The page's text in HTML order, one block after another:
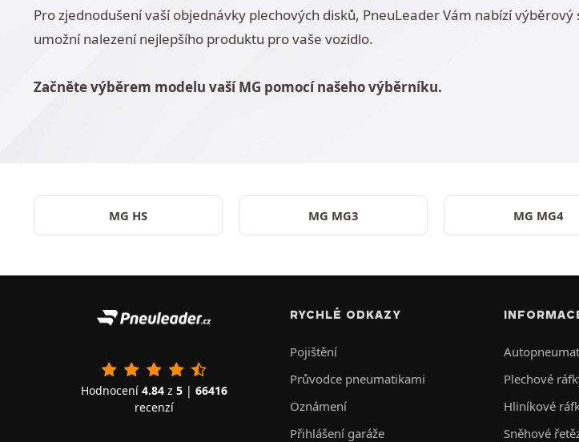
Pro zjednodušení vaší objednávky plechových disků, PneuLeader Vám nabízí
umožní nalezení nejlepšího produktu pro vaše vozidlo.
Začněte výběrem modelu vaší MG pomocí našeho výběrníku.
MG HS MG MG3 MG MG4
Hodnocení 4.84z 5| 66416
recenzí
RYCHLÉ ODKAZY
Pojištění
Průvodce pneumatikami
Oznámení
Přihlášení garáže
Plechové
Hliníkové
Sněhové